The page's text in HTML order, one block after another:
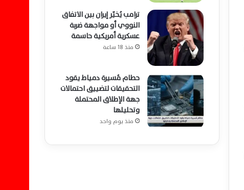
ترامب يُخيّر إيران بين الاتفاق
النووي أو مواجهة ضربة
عسكرية أمريكية حاسمة
منذ 18 ساعة
حطام مُسيرة دمياط يقود
التحقيقات لتضييق احتمالات
جهة الإطلاق المحتملة
وتحليلها
منذ يوم واحد